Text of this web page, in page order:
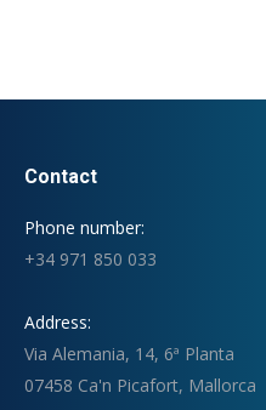
Contact
Phone number:
+34 971 850 033
Address:
Via Alemania, 14, 6ª Planta
07458 Ca'n Picafort, Mallorca